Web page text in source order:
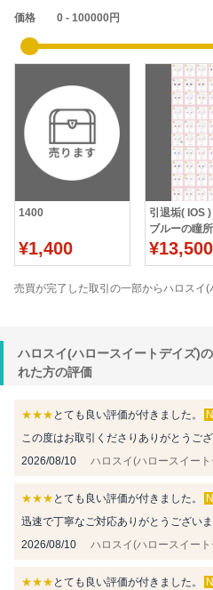
価格
1400
¥1,400
引退垢( IOS
ブルーの瞳
¥13,500
売買が完了した取引の一部からハロスイ
ハロスイ(ハロースイートデイズ)
れた方の評価
★★★ とても良い評価が付きました。
この度はお取引くださりありがとうござ
2026/08/10
ハロスイ(ハロースイー
★★★ とても良い評価が付きました。
迅速で丁寧なご対応ありがとうござい
2026/08/10
ハロスイ(ハロースイー
★★★ とても良い評価が付きました。